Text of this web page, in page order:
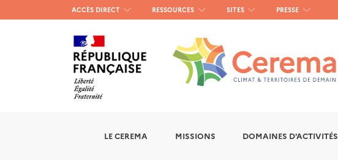
Menu
haut
gauche
ACCÈS DIRECT RESSOURCES SITES PRESSE
LE CEREMA MISSIONS DOMAINES D'ACTIVITÉS